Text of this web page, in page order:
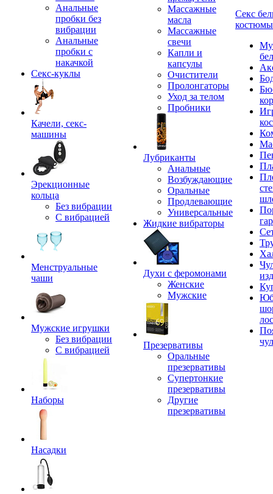
Анальные
пробки без
вибрации
Анальные
пробки с
накачкой
Секс-куклы
Качели, секс-
машины
Эрекционные
кольца
Без вибрации
С вибрацией
Менструальные
чаши
Мужские игрушки
Без вибрации
С вибрацией
Наборы
Насадки
Массажные
масла
Массажные
свечи
Капли и
капсулы
Очистители
Пролонгаторы
Уход за телом
Пробники
Лубриканты
Анальные
Возбуждающие
Оральные
Продлевающие
Универсальные
Жидкие вибраторы
Духи с феромонами
Женские
Мужские
Презервативы
Оральные
презервативы
Супертонкие
презервативы
Другие
презервативы
Секс
костюмы